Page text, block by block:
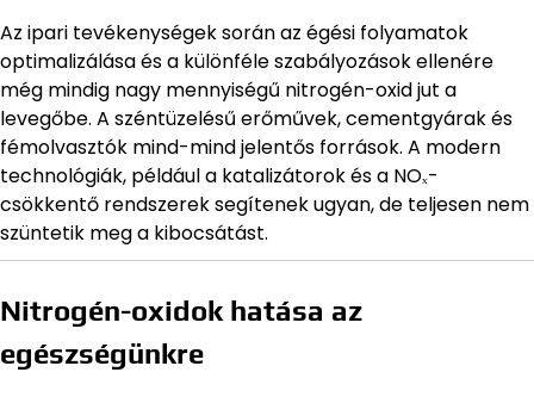
Az ipari tevékenységek során az égési folyamatok
optimalizálása és a különféle szabályozások ellenére
még mindig nagy mennyiségű nitrogén-oxid jut a
levegőbe. A széntüzelésű erőművek, cementgyárak és
fémolvasztók mind-mind jelentős források. A modern
technológiák, például a katalizátorok és a NOₓ-
csökkentő rendszerek segítenek ugyan, de teljesen nem
szüntetik meg a kibocsátást.
Nitrogén-oxidok hatása az
egészségünkre